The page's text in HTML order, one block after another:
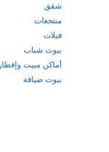
شقق
منتجعات
فيلات
بيوت شباب
أماكن مبيت وإفطار
بيوت ضيافة